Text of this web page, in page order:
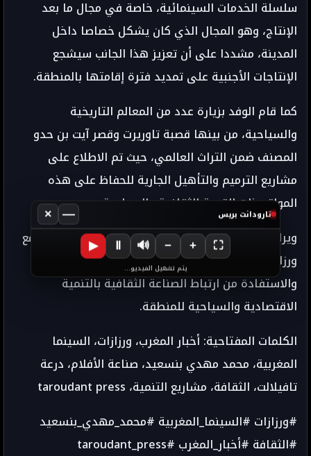
سلسلة الخدمات السينمائية، خاصة في مجال ما بعد
الإنتاج، وهو المجال الذي كان يشكل خصاصا داخل
المدينة، مشددا على أن تعزيز هذا الجانب سيشجع
الإنتاجات الأجنبية على تمديد فترة إقامتها بالمنطقة.
كما قام الوفد بزيارة عدد من المعالم التاريخية
والسياحية، من بينها قصبة تاوريرت وقصر آيت بن حدو
المصنف ضمن التراث العالمي، حيث تم الاطلاع على
مشاريع الترميم والتأهيل الجارية للحفاظ على هذه
المواقع ذات القيمة الثقافية والسياحية.
ويراهن المغرب من خلال هذا المشروع على ترسيخ موقع
ورزازات كمنصة إقليمية ودولية للإنتاج السينمائي،
والاستفادة من ارتباط الصناعة الثقافية بالتنمية
الاقتصادية والسياحية للمنطقة.
الكلمات المفتاحية: أخبار المغرب، ورزازات، السينما
المغربية، محمد مهدي بنسعيد، صناعة الأفلام، درعة
تافيلالت، الثقافة، مشاريع التنمية، taroudant press
#ورزازات #السينما_المغربية #محمد_مهدي_بنسعيد
#الثقافة #أخبار_المغرب #taroudant_press
تارودانت بريس —
×
▶ Ⅱ 🔊 − + ⛶
يتم تشغيل الفيديو...